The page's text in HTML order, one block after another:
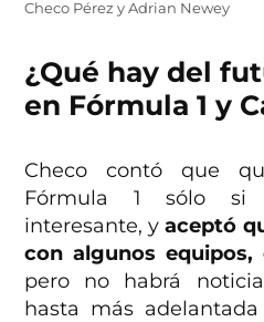
Checo Pérez y Adrian Newey
¿Qué hay del
en Fórmula 1 y
Checo contó que
Fórmula 1 sólo si
interesante, yaceptó
con algunos equipos,
pero no habrá
hasta más